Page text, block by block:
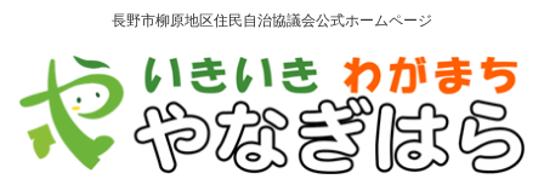
長野市柳原地区住民自治協議会公式ホームページ